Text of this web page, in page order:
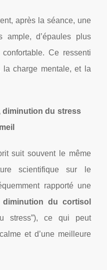
après la séance, une
ample, d’épaules plus
Ce ressenti
charge mentale, et la
diminution du stress
suit souvent le même
scientifique sur le
rapporté une
diminution du cortisol
stress”), ce qui peut
et d’une meilleure